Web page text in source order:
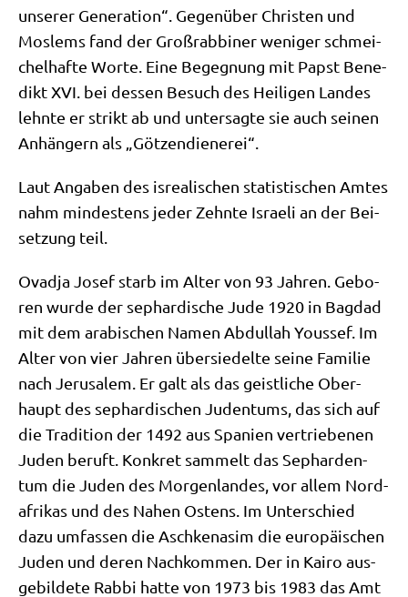
unse­rer Gene­ra­ti­on“. Gegen­über Chri­sten und
Mos­lems fand der Groß­rab­bi­ner weni­ger schmei­
chel­haf­te Wor­te. Eine Begeg­nung mit Papst Bene­
dikt XVI. bei des­sen Besuch des Hei­li­gen Lan­des
lehn­te er strikt ab und unter­sag­te sie auch sei­nen
Anhän­gern als „Göt­zen­die­ne­rei“.
Laut Anga­ben des isrea­li­schen sta­ti­sti­schen Amtes
nahm min­de­stens jeder Zehn­te Israe­li an der Bei­
set­zung teil.
Ovad­ja Josef starb im Alter von 93 Jah­ren. Gebo­
ren wur­de der sephar­di­sche Jude 1920 in Bag­dad
mit dem ara­bi­schen Namen Abdul­lah Yous­sef. Im
Alter von vier Jah­ren über­sie­del­te sei­ne Fami­lie
nach Jeru­sa­lem. Er galt als das geist­li­che Ober­
haupt des sephar­di­schen Juden­tums, das sich auf
die Tra­di­ti­on der 1492 aus Spa­ni­en ver­trie­be­nen
Juden beruft. Kon­kret sam­melt das Sephar­den­
tum die Juden des Mor­gen­lan­des, vor allem Nord­
afri­kas und des Nahen Ostens. Im Unter­schied
dazu umfas­sen die Asch­ke­na­sim die euro­päi­schen
Juden und deren Nach­kom­men. Der in Kai­ro aus­
ge­bil­de­te Rab­bi hat­te von 1973 bis 1983 das Amt